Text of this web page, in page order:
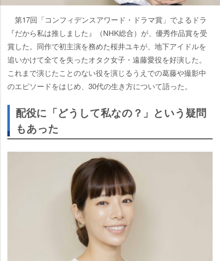
第17回「コンフィデンスアワード・ドラマ賞」でよるドラ
『だから私は推しました』（NHK総合）が、優秀作品賞を受
賞した。同作で初主演を務めた桜井ユキが、地下アイドルを
追いかけて全てを失ったオタク女子・遠藤愛役を好演した。
これまで演じたことのない役を演じるうえでの葛藤や撮影中
のエピソードをはじめ、30代の生き方について語った。
配役に「どうして私なの？」という疑問
もあった